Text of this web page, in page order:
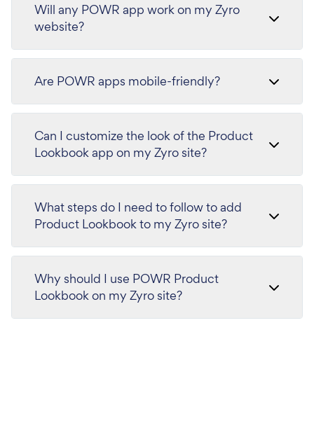
Will any POWR app work on my Zyro
website?
Are POWR apps mobile-friendly?
Can I customize the look of the Product
Lookbook app on my Zyro site?
What steps do I need to follow to add
Product Lookbook to my Zyro site?
Why should I use POWR Product
Lookbook on my Zyro site?